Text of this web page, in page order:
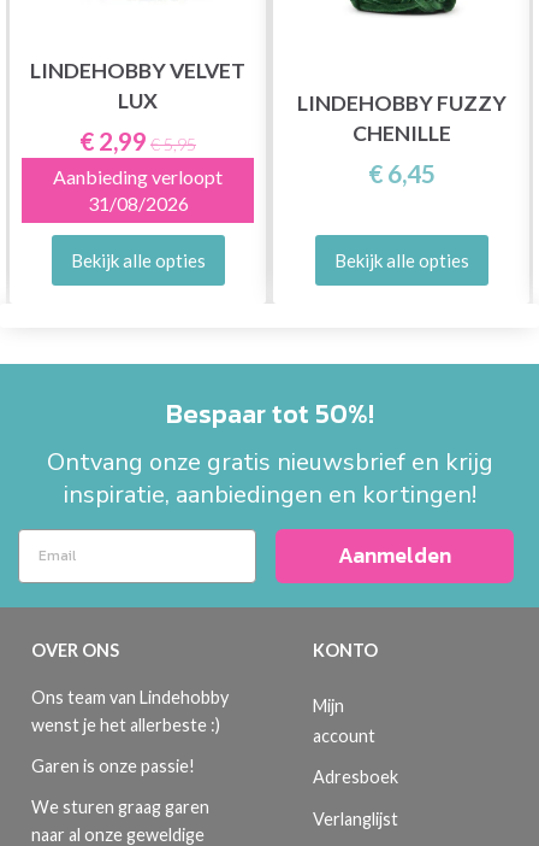
LINDEHOBBY VELVET
LUX
€ 2,99 € 5,95
Aanbieding verloopt
31/08/2026
Bekijk alle opties
LINDEHOBBY FUZZY
CHENILLE
€ 6,45
Bekijk alle opties
Bespaar tot 50%!
Ontvang onze gratis nieuwsbrief en krijg
inspiratie, aanbiedingen en kortingen!
Aanmelden
OVER ONS
Ons team van Lindehobby
wenst je het allerbeste :)
Garen is onze passie!
We sturen graag garen
naar al onze geweldige
KONTO
Mijn
account
Adresboek
Verlanglijst